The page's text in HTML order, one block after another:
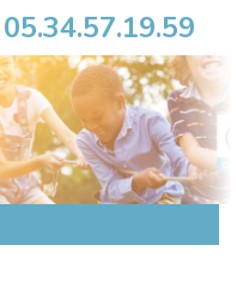
05.34.57.19.59